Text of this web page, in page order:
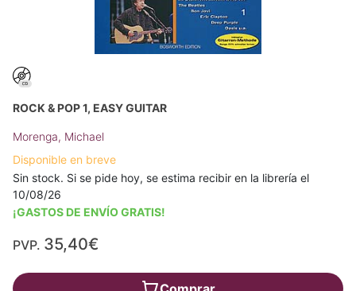
ROCK & POP 1, EASY GUITAR
Morenga, Michael
Disponible en breve
Sin stock. Si se pide hoy, se estima recibir en la librería el
10/08/26
¡GASTOS DE ENVÍO GRATIS!
PVP. 35,40€